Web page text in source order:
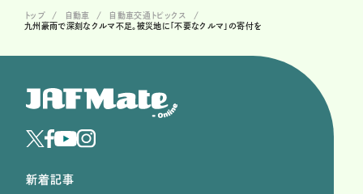
トップ 自動車
自動車交通トピックス
九州豪雨で深刻なクルマ不足。被災地に「不要なクルマ」の寄付を
新着記事